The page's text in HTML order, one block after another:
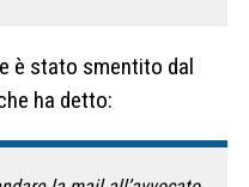
è stato smentito dal
ha detto: